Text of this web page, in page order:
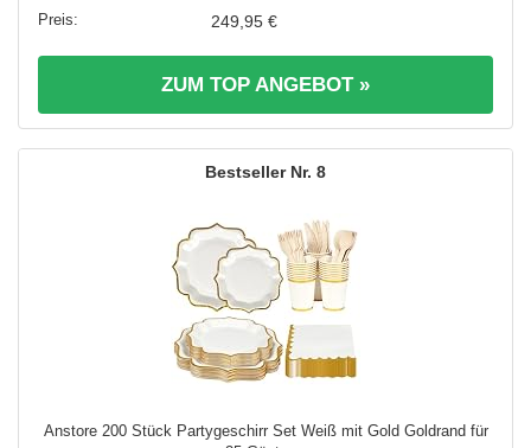
249,95 €
ZUM TOP ANGEBOT »
8
Anstore 200 Stück Partygeschirr Set Weiß mit Gold Goldrand für